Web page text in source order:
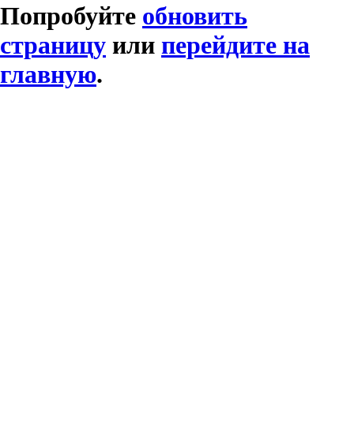
Попробуйте обновить
страницу или перейдите на
главную.